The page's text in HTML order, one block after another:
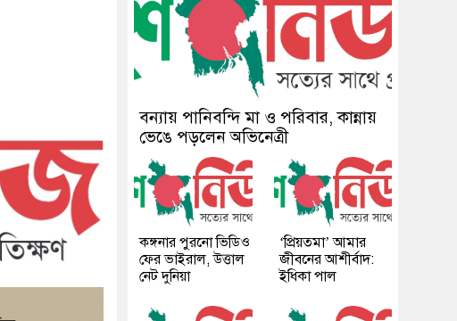
বন্যায় পানিবন্দি মা ও পরিবার, কান্নায়
ভেঙে পড়লেন অভিনেত্রী
কঙ্গনার পুরনো ভিডিও
ফের ভাইরাল, উত্তাল
নেট দুনিয়া
‘প্রিয়তমা’ আমার
জীবনের আশীর্বাদ:
ইধিকা পাল